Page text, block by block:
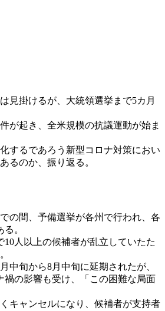
見掛けるが、大統領選挙まで5カ月
が起き、全米規模の抗議運動が始ま
するであろう新型コロナ対策におい
るのか、振り返る。
の間、予備選挙が各州で行われ、各
。
人以上の候補者が乱立していたた
旬から8月中旬に延期されたが、
の影響も受け、「この困難な局面
キャンセルになり、候補者が支持者